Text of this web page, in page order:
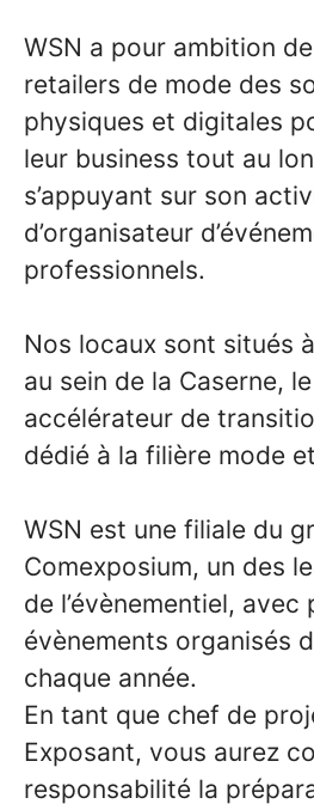
WSN a pour ambition
retailers de mode des
physiques et digitales
leur business tout au
s’appuyant sur son
d’organisateur
professionnels.
Nos locaux sont situés
au sein de la Caserne,
accélérateur de
dédié à la filière mode
WSN est une filiale du
Comexposium, un des
de l’évènementiel, avec
évènements organisés
chaque année.
En tant que chef de
Exposant, vous aurez
responsabilité la